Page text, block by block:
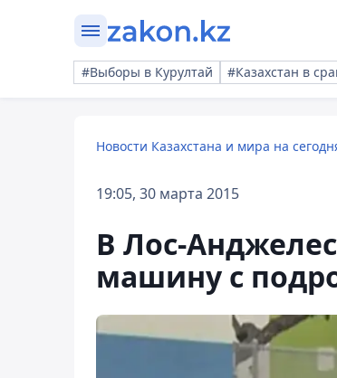
#Выборы в Курултай #Казахстан в
Новости Казахстана и мира на
19:05, 30 марта 2015
В Лос-
машину с